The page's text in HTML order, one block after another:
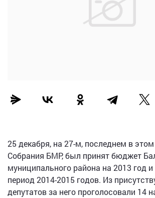
25 декабря, на 27-м, последнем в
Собрания БМР, был принят бюджет
муниципального района на 2013 год
период 2014-2015 годов. Из
депутатов за него проголосовали 14